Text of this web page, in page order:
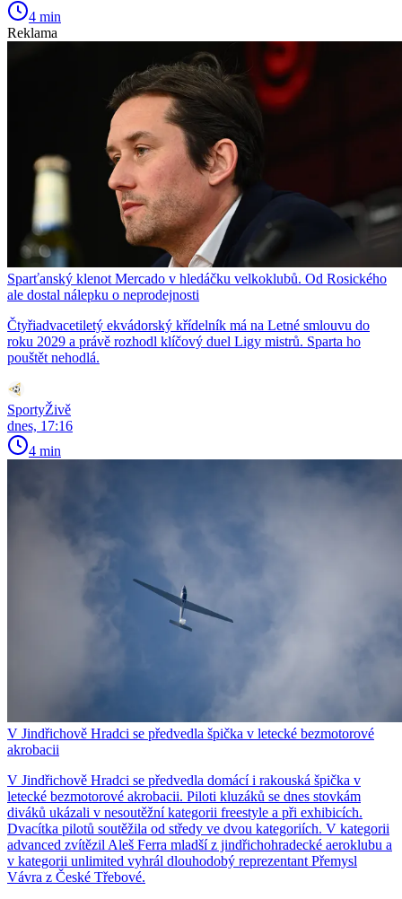
4 min
Reklama
Sparťanský klenot Mercado v hledáčku velkoklubů. Od Rosického
ale dostal nálepku o neprodejnosti
Čtyřiadvacetiletý ekvádorský křídelník má na Letné smlouvu do
roku 2029 a právě rozhodl klíčový duel Ligy mistrů. Sparta ho
pouštět nehodlá.
SportyŽivě
dnes, 17:16
4 min
V Jindřichově Hradci se předvedla špička v letecké bezmotorové
akrobacii
V Jindřichově Hradci se předvedla domácí i rakouská špička v
letecké bezmotorové akrobacii. Piloti kluzáků se dnes stovkám
diváků ukázali v nesoutěžní kategorii freestyle a při exhibicích.
Dvacítka pilotů soutěžila od středy ve dvou kategoriích. V kategorii
advanced zvítězil Aleš Ferra mladší z jindřichohradecké aeroklubu a
v kategorii unlimited vyhrál dlouhodobý reprezentant Přemysl
Vávra z České Třebové.